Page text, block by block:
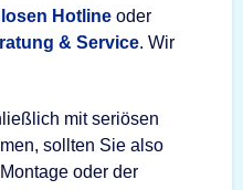
Hotline oder
& Service. Wir
mit seriösen
sollten Sie also
oder der